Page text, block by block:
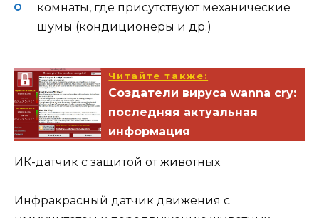
комнаты, где присутствуют механические
шумы (кондиционеры и др.)
Читайте также:
Создатели вируса wanna cry:
последняя актуальная
информация
ИК-датчик с защитой от животных
Инфракрасный датчик движения с